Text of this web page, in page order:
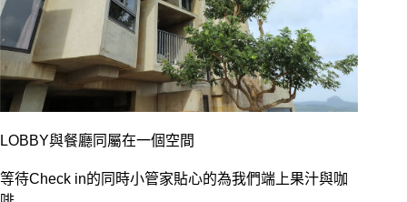
LOBBY與餐廳同屬在一個空間
等待Check in的同時小管家貼心的為我們端上果汁與咖